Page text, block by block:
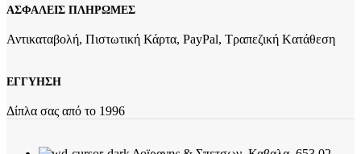
ΑΣΦΑΛΕΙΣ ΠΛΗΡΩΜΕΣ
Αντικαταβολή, Πιστωτική Κάρτα, PayPal, Τραπεζική Kατάθεση
ΕΓΓΥΗΣΗ
Δίπλα σας από το 1996